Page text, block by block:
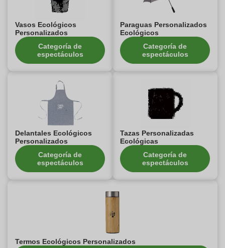
Vasos Ecológicos
Personalizados
Categoría de
espectáculos
Paraguas Personalizados
Ecológicos
Categoría de
espectáculos
Delantales Ecológicos
Personalizados
Categoría de
espectáculos
Tazas Personalizadas
Ecológicas
Categoría de
espectáculos
Termos Ecológicos Personalizados